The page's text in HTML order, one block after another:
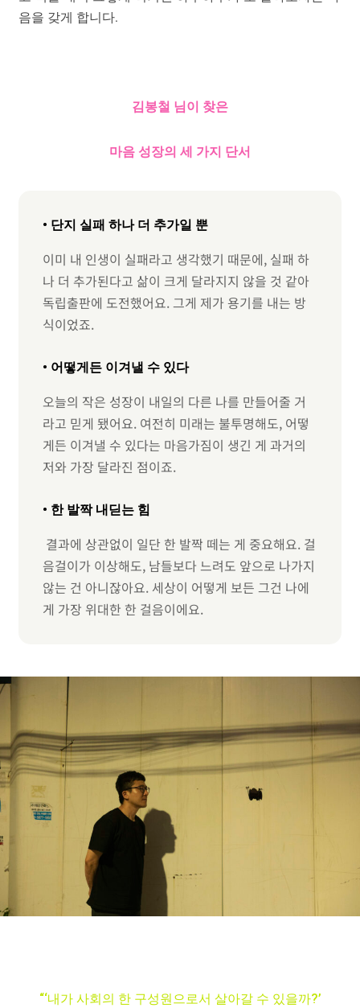
음을 갖게 합니다.
김봉철 님이 찾은
마음 성장의 세 가지 단서
• 단지 실패 하나 더 추가일 뿐
이미 내 인생이 실패라고 생각했기 때문에, 실패 하
나 더 추가된다고 삶이 크게 달라지지 않을 것 같아
독립출판에 도전했어요. 그게 제가 용기를 내는 방
식이었죠.
• 어떻게든 이겨낼 수 있다
오늘의 작은 성장이 내일의 다른 나를 만들어줄 거
라고 믿게 됐어요. 여전히 미래는 불투명해도, 어떻
게든 이겨낼 수 있다는 마음가짐이 생긴 게 과거의
저와 가장 달라진 점이죠.
• 한 발짝 내딛는 힘
결과에 상관없이 일단 한 발짝 떼는 게 중요해요. 걸
음걸이가 이상해도, 남들보다 느려도 앞으로 나가지
않는 건 아니잖아요. 세상이 어떻게 보든 그건 나에
게 가장 위대한 한 걸음이에요.
“‘내가 사회의 한 구성원으로서 살아갈 수 있을까?’